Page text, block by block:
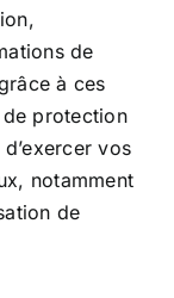
de
à ces
protection
vos
notamment
de